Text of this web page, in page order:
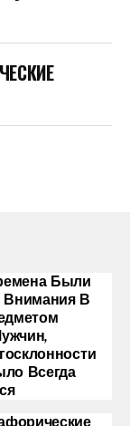
Были
В
Всегда